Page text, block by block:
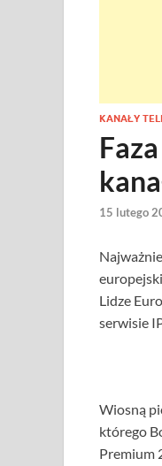
KANAŁY
15 lutego
Lidze
serwisie
Wiosną
którego
Premium